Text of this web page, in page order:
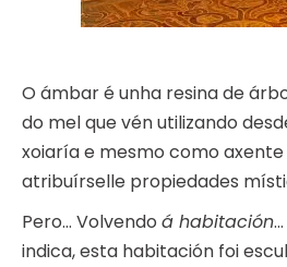
O ámbar é unha resina de
do mel que vén utilizando
xoiaría e mesmo como
atribuírselle propiedades
Pero… Volvendo á habitación
indica, esta habitación foi